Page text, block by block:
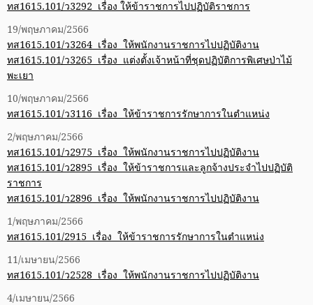
ทส1615.101/ว3292 เรื่อง ให้ข้าราชการไปปฏิบัติราชการ
19/พฤษภาคม/2566
ทส1615.101/ว3264 เรื่อง ให้พนักงานราชการไปปฏิบัติงาน
ทส1615.101/ว3265 เรื่อง แต่งตั้งเจ้าหน้าที่ชุดปฏิบัติการพิเศษป่าไม้
พะเยา
10/พฤษภาคม/2566
ทส1615.101/ว3116 เรื่อง ให้ข้าราชการรักษาการในตำแหน่ง
2/พฤษภาคม/2566
ทส1615.101/ว2975 เรื่อง ให้พนักงานราชการไปปฏิบัติงาน
ทส1615.101/ว2895 เรื่อง ให้ข้าราชการและลูกจ้างประจำไปปฏิบัติ
ราชการ
ทส1615.101/ว2896 เรื่อง ให้พนักงานราชการไปปฏิบัติงาน
1/พฤษภาคม/2566
ทส1615.101/2915 เรื่อง ให้ข้าราชการรักษาการในตำแหน่ง
11/เมษายน/2566
ทส1615.101/ว2528 เรื่อง ให้พนักงานราชการไปปฏิบัติงาน
4/เมษายน/2566